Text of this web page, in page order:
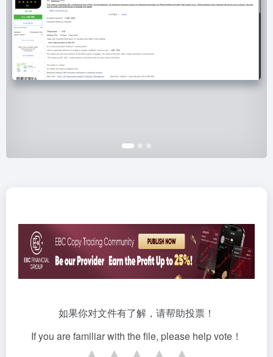
如果你对文件有了解，请帮助投票！
If you are familiar with the file, please help vote！